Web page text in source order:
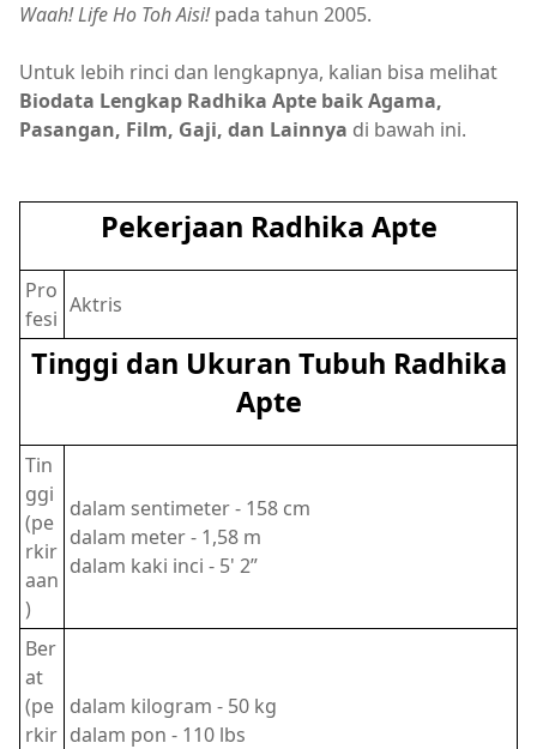
Waah! Life Ho Toh Aisi!pada tahun 2005.
Untuk lebih rinci dan lengkapnya, kalian bisa melihat
Biodata Lengkap Radhika Apte baik Agama,
Pasangan, Film, Gaji, dan Lainnya di bawah ini.
Pekerjaan Radhika Apte
Pro
fesi
Aktris
Tinggi dan Ukuran Tubuh Radhika
Apte
Tin
ggi
(pe
rkir
aan
)
dalam sentimeter - 158 cm
dalam meter - 1,58 m
dalam kaki inci - 5' 2”
Ber
at
(pe
rkir
dalam kilogram - 50 kg
dalam pon - 110 lbs